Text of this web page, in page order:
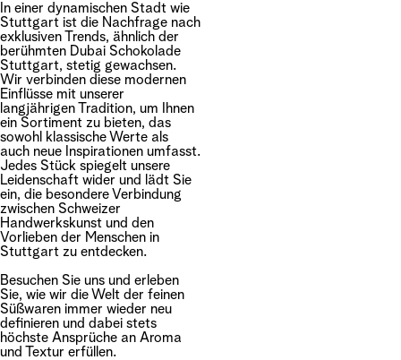
In einer dynamischen Stadt wie
Stuttgart ist die Nachfrage nach
exklusiven Trends, ähnlich der
berühmten Dubai Schokolade
Stuttgart, stetig gewachsen.
Wir verbinden diese modernen
Einflüsse mit unserer
langjährigen Tradition, um Ihnen
ein Sortiment zu bieten, das
sowohl klassische Werte als
auch neue Inspirationen umfasst.
Jedes Stück spiegelt unsere
Leidenschaft wider und lädt Sie
ein, die besondere Verbindung
zwischen Schweizer
Handwerkskunst und den
Vorlieben der Menschen in
Stuttgart zu entdecken.
Besuchen Sie uns und erleben
Sie, wie wir die Welt der feinen
Süßwaren immer wieder neu
definieren und dabei stets
höchste Ansprüche an Aroma
und Textur erfüllen.